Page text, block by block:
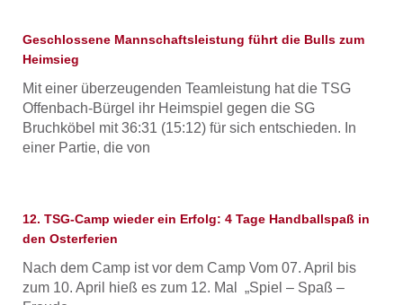
Geschlossene Mannschaftsleistung führt die Bulls zum
Heimsieg
Mit einer überzeugenden Teamleistung hat die TSG
Offenbach-Bürgel ihr Heimspiel gegen die SG
Bruchköbel mit 36:31 (15:12) für sich entschieden. In
einer Partie, die von
12. TSG-Camp wieder ein Erfolg: 4 Tage Handballspaß in
den Osterferien
Nach dem Camp ist vor dem Camp Vom 07. April bis
zum 10. April hieß es zum 12. Mal „Spiel – Spaß –